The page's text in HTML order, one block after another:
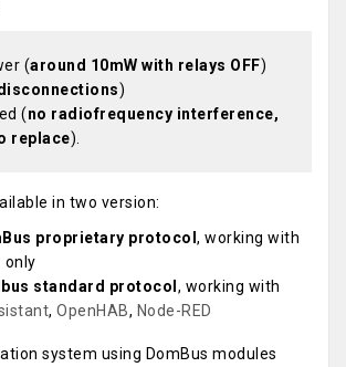
(around 10mW with relays OFF)
)
(no radiofrequency interference,
replace).
in two version:
proprietary protocol , working with
only
standard protocol , working with
, OpenHAB, Node-RED